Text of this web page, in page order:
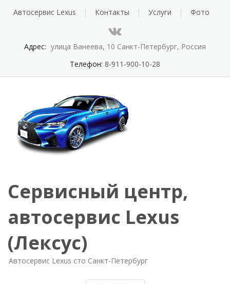
Автосервис Lexus Контакты Услуги Фото
Адрес: улица Ванеева, 10 Санкт-Петербург, Россия
Телефон: 8-911-900-10-28
Сервисный центр,
автосервис Lexus
(Лексус)
Автосервис Lexus сто Санкт-Петербург